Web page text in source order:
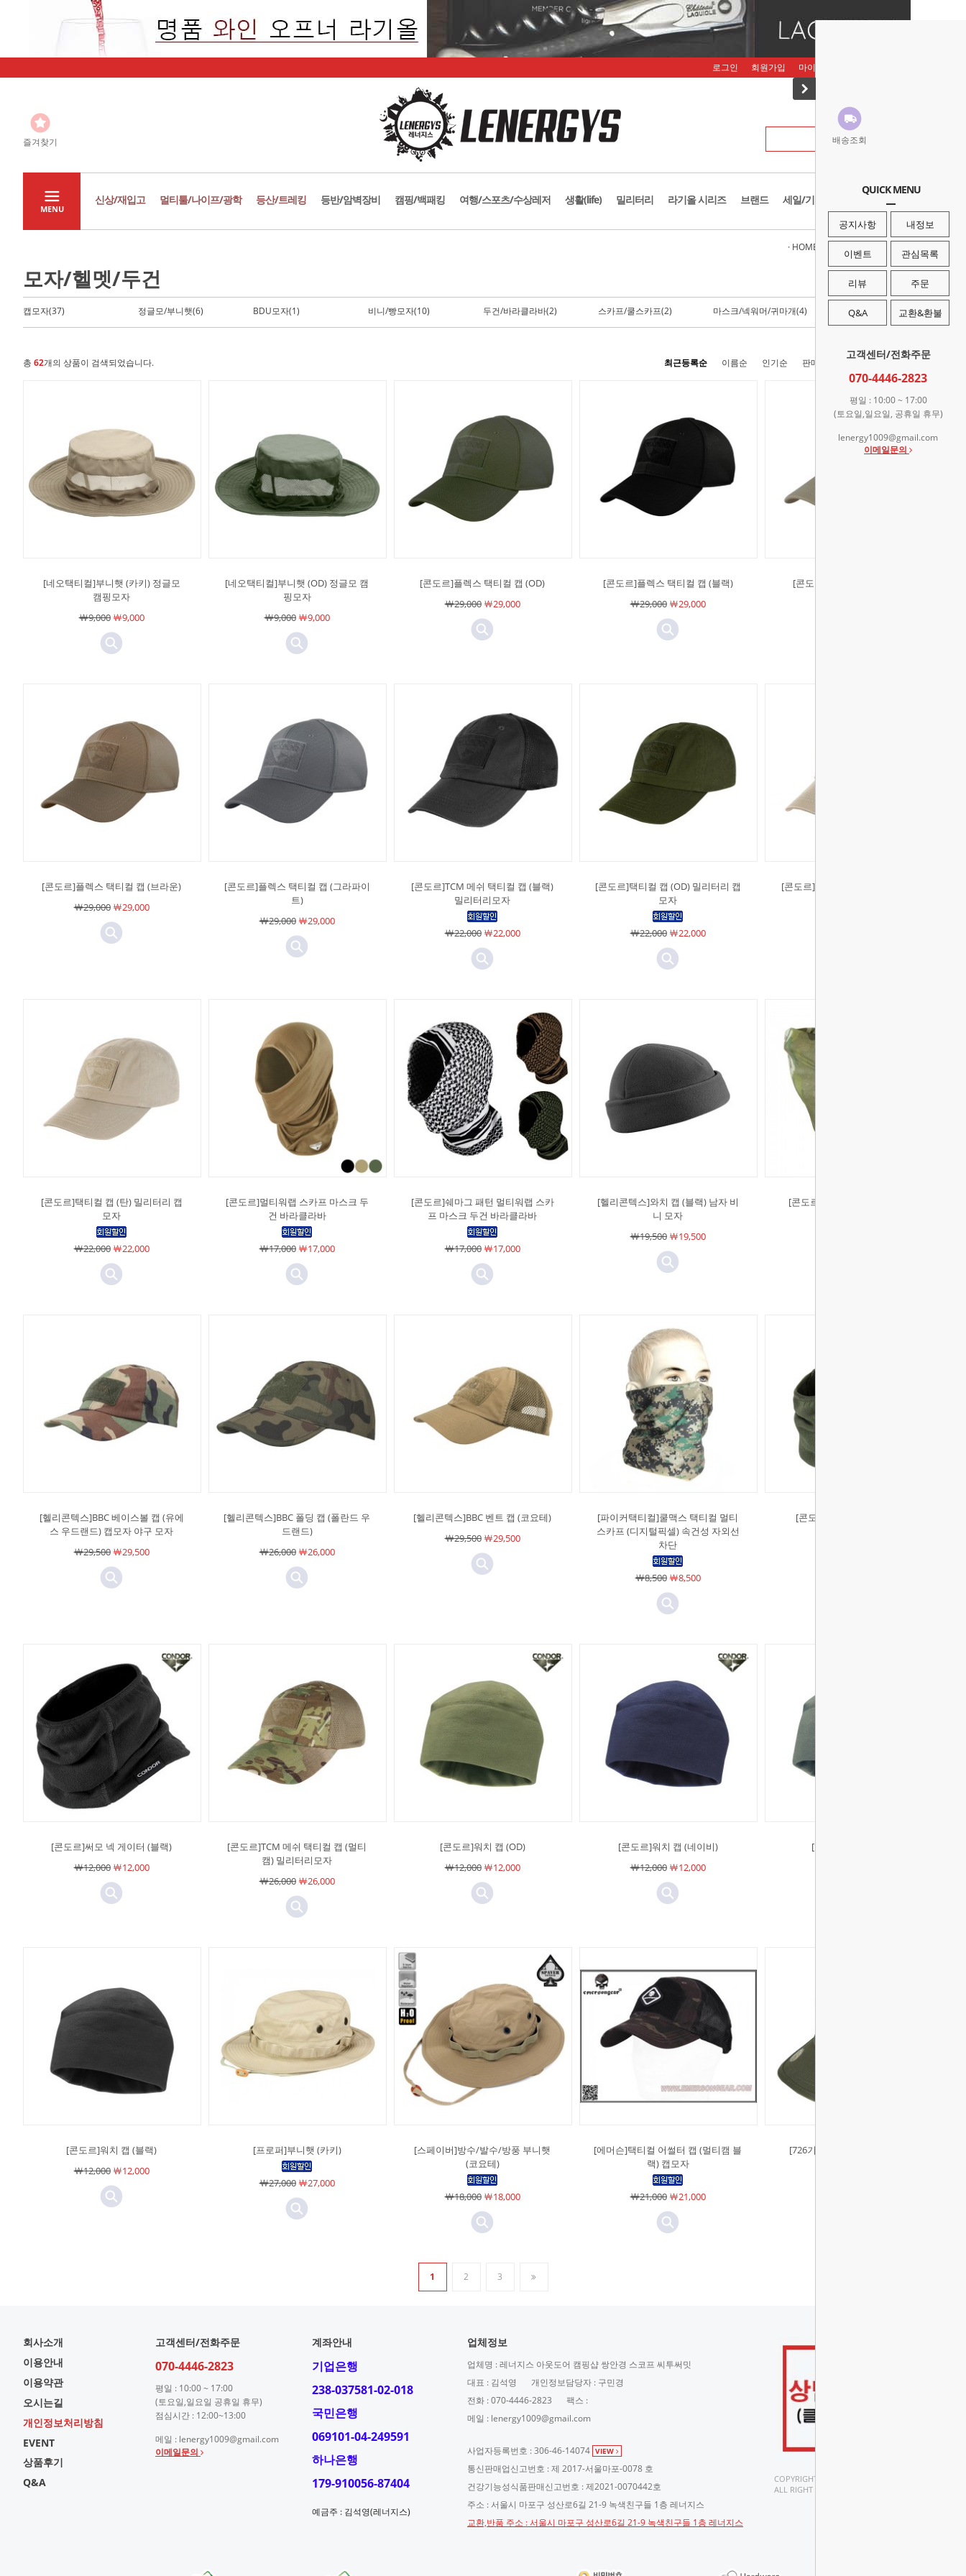
배송조회
QUICK MENU
공지사항 내정보
이벤트 관심목록
리뷰 주문
Q&A 교환&환불
고객센터/전화주문
070-4446-2823
평일 : 10:00 ~ 17:00
(토요일,일요일, 공휴일 휴무)
lenergy1009@gmail.com
이메일문의
로그인 회원가입 마이페이지
즐겨찾기
MENU
신상/재입고 멀티툴/나이프/광학 등산/트레킹 등반/암벽장비 캠핑/백패킹 여행/스포츠/수상레저 생활(life) 밀리터리 라기올 시리즈 브랜드 세일/기획존
· HOME
모자/헬멧/두건
캡모자(37) 정글모/부니햇(6) BDU모자(1) 비니/빵모자(10) 두건/바라클라바(2) 스카프/쿨스카프(2) 마스크/넥워머/귀마개(4)
총 62개의 상품이 검색되었습니다. 최근등록순 이름순 인기순 판매순 높은가격순 낮은가격순
[네오택티컬]부니햇 (카키) 정글모
캠핑모자
￦9,000￦9,000
[네오택티컬]부니햇 (OD) 정글모 캠
핑모자
￦9,000￦9,000
[콘도르]플렉스 택티컬 캡 (OD)
￦29,000￦29,000
[콘도르]플렉스 택티컬 캡 (블랙)
￦29,000￦29,000
[콘도르]플렉스 택티컬 캡 (탄)
[콘도르]플렉스 택티컬 캡 (브라운)
￦29,000￦29,000
[콘도르]플렉스 택티컬 캡 (그라파이
트)
￦29,000￦29,000
[콘도르]TCM 메쉬 택티컬 캡 (블랙)
밀리터리모자
￦22,000￦22,000
[콘도르]택티컬 캡 (OD) 밀리터리 캡
모자
￦22,000￦22,000
[콘도르]TCM 메쉬 택티컬 캡 (탄) 밀
[콘도르]택티컬 캡 (탄) 밀리터리 캡
모자
￦22,000￦22,000
[콘도르]멀티워랩 스카프 마스크 두
건 바라클라바
￦17,000￦17,000
[콘도르]쉐마그 패턴 멀티워랩 스카
프 마스크 두건 바라클라바
￦17,000￦17,000
[헬리콘텍스]와치 캡 (블랙) 남자 비
니 모자
￦19,500￦19,500
[콘도르]플리스 멀티 랩 (멀티캠)
[헬리콘텍스]BBC 베이스볼 캡 (유에
스 우드랜드) 캡모자 야구 모자
￦29,500￦29,500
[헬리콘텍스]BBC 폴딩 캡 (폴란드 우
드랜드)
￦26,000￦26,000
[헬리콘텍스]BBC 벤트 캡 (코요테)
￦29,500￦29,500
[파이커택티컬]쿨맥스 택티컬 멀티
스카프 (디지털픽셀) 속건성 자외선
차단
￦8,500￦8,500
[콘도르]써모 넥 게이터 (OD)
[콘도르]써모 넥 게이터 (블랙)
￦12,000￦12,000
[콘도르]TCM 메쉬 택티컬 캡 (멀티
캠) 밀리터리모자
￦26,000￦26,000
[콘도르]워치 캡 (OD)
￦12,000￦12,000
[콘도르]워치 캡 (네이비)
￦12,000￦12,000
[콘도르]워치 캡 (FG)
[콘도르]워치 캡 (블랙)
￦12,000￦12,000
[프로퍼]부니햇 (카키)
￦27,000￦27,000
[스페이버]방수/발수/방풍 부니햇
(코요테)
￦18,000￦18,000
[에머슨]택티컬 어썰터 캡 (멀티캠 블
랙) 캡모자
￦21,000￦21,000
[726기어]에어본 브림모자 (OD)
1 2 3
회사소개
이용안내
이용약관
오시는길
개인정보처리방침
EVENT
상품후기
Q&A
고객센터/전화주문
070-4446-2823
평일 : 10:00 ~ 17:00
(토요일,일요일 공휴일 휴무)
점심시간 : 12:00~13:00
메일 : lenergy1009@gmail.com
이메일문의
계좌안내
기업은행
238-037581-02-018
국민은행
069101-04-249591
하나은행
179-910056-87404
예금주 : 김석영(레너지스)
업체정보
업체명 : 레너지스 아웃도어 캠핑샵 쌍안경 스코프 씨투써밋
대표 : 김석영
개인정보담당자 : 구민경
전화 : 070-4446-2823
팩스 :
메일 : lenergy1009@gmail.com
사업자등록번호 : 306-46-14074 VIEW
통신판매업신고번호 : 제 2017-서울마포-0078 호
건강기능성식품판매신고번호 : 제2021-0070442호
주소 : 서울시 마포구 성산로6길 21-9 녹색친구들 1층 레너지스
교환,반품 주소 : 서울시 마포구 성산로6길 21-9 녹색친구들 1층 레너지스
COPYRIGHT(C).
ALL RIGHT RESERVED.